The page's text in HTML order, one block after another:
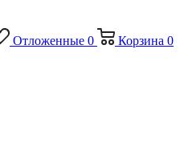
Отложенные 0 Корзина 0